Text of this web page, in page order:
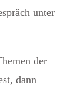
unter
der
dann